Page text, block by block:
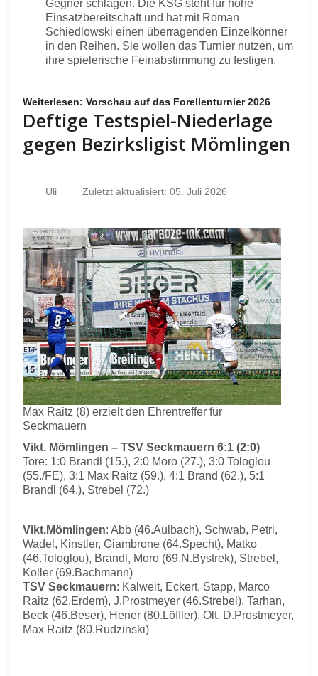
Gegner schlagen. Die KSG steht für hohe
Einsatzbereitschaft und hat mit Roman
Schiedlowski einen überragenden Einzelkönner
in den Reihen. Sie wollen das Turnier nutzen, um
ihre spielerische Feinabstimmung zu festigen.
Weiterlesen: Vorschau auf das Forellenturnier 2026
Deftige Testspiel-Niederlage
gegen Bezirksligist Mömlingen
Uli Zuletzt aktualisiert: 05. Juli 2026
Max Raitz (8) erzielt den Ehrentreffer für
Seckmauern
Vikt. Mömlingen – TSV Seckmauern 6:1 (2:0)
Tore: 1:0 Brandl (15.), 2:0 Moro (27.), 3:0 Tologlou
(55./FE), 3:1 Max Raitz (59.), 4:1 Brand (62.), 5:1
Brandl (64.), Strebel (72.)
Vikt.Mömlingen: Abb (46.Aulbach), Schwab, Petri,
Wadel, Kinstler, Giambrone (64.Specht), Matko
(46.Tologlou), Brandl, Moro (69.N.Bystrek), Strebel,
Koller (69.Bachmann)
TSV Seckmauern: Kalweit, Eckert, Stapp, Marco
Raitz (62.Erdem), J.Prostmeyer (46.Strebel), Tarhan,
Beck (46.Beser), Hener (80.Löffler), Olt, D.Prostmeyer,
Max Raitz (80.Rudzinski)